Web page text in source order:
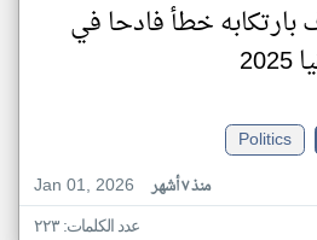
خطأ فادحا في
Politics
Jan 01, 2026
منذ ٧ أشهر
عدد الكلمات: ٢٢٣